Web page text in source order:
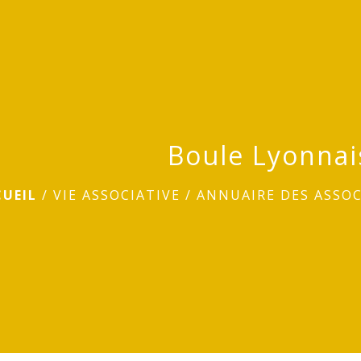
Boule
/ VIE ASSOCIATIVE / ANNUAIRE DES